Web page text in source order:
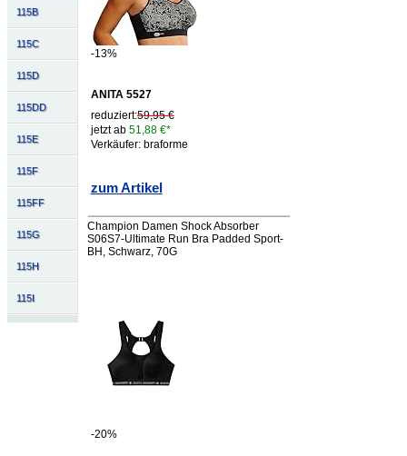
115B
115C
115D
115DD
115E
115F
115FF
115G
115H
115I
-13%
ANITA 5527
reduziert:59,95 €
jetzt ab 51,88 €*
Verkäufer: braforme
zum Artikel
Champion Damen Shock Absorber
S06S7-Ultimate Run Bra Padded Sport-
BH, Schwarz, 70G
-20%